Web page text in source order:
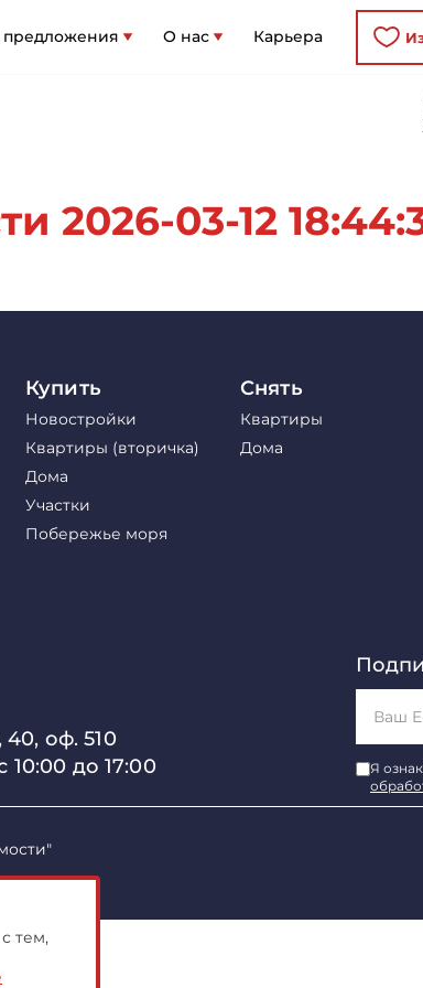
предложения О нас Карьера
2026-03-12
оф. 510
10:00 до 17:00
Купить
Новостройки
Квартиры (вторичка)
Дома
Участки
Побережье моря
Снять
Квартиры
Дома
Я
тем,